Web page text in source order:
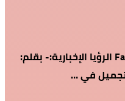
Facebook Twitter Pinterest LinkedIn الرؤيا الإخبارية:- بقلم:
تجميل في …